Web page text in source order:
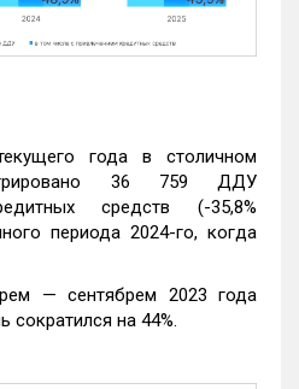
года в столичном
36 759 ДДУ
средств (-35,8%
периода 2024-го, когда
— сентябрем 2023 года
сократился на 44%.